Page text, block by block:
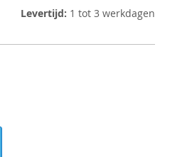
Levertijd: 1 tot 3 werkdagen